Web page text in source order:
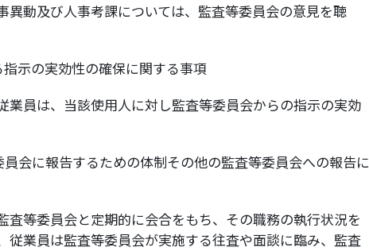
動及び人事考課については、監査等委員会の意見を聴
示の実効性の確保に関する事項
員は、当該使用人に対し監査等委員会からの指示の実効
会に報告するための体制その他の監査等委員会への報告に
等委員会と定期的に会合をもち、その職務の執行状況を
業員は監査等委員会が実施する往査や面談に臨み、監査